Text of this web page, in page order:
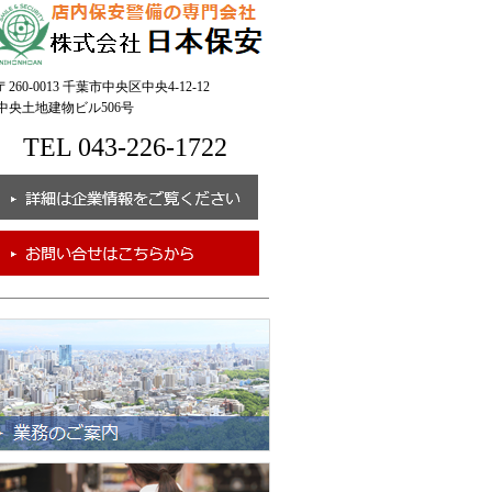
0013 千葉市中央区中央4-12-12
土地建物ビル506号
TEL 043-226-1722